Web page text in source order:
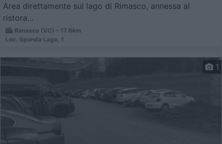
Area direttamente sul lago di Rimasco, annessa al
ristora...
Rimasco (VC) - 17.6km
Loc. Sponda Lago, 1
1